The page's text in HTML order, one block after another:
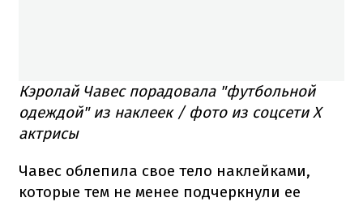
Кэролай Чавес порадовала "футбольной
одеждой" из наклеек / фото из соцсети X
актрисы
Чавес облепила свое тело наклейками,
которые тем не менее подчеркнули ее